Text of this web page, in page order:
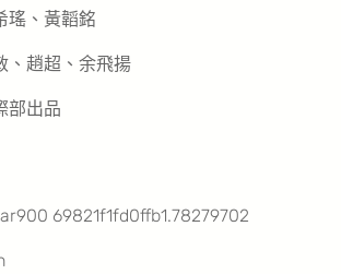
瑤、黃韜銘
、趙超、余飛揚
部出品
69821f1fd0ffb1.78279702